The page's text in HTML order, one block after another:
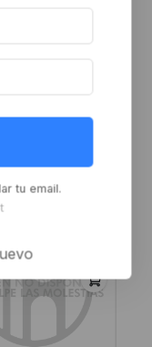
r/cuadrado b
o
tu email.